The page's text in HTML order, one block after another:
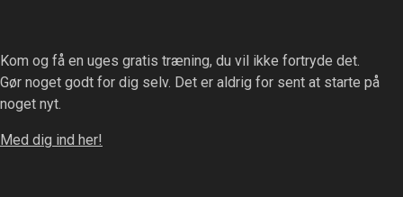
Kom og få en uges gratis træning, du vil ikke fortryde det.
Gør noget godt for dig selv. Det er aldrig for sent at starte på
noget nyt.
Med dig ind her!